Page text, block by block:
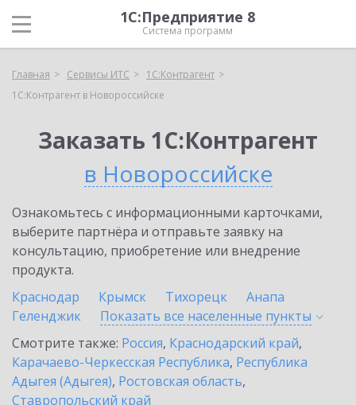
1С:Предприятие 8
Система программ
Главная Сервисы ИТС
1С:Контрагент
1С:Контрагент в Новороссийске
Заказать 1С:Контрагент
в Новороссийске
Ознакомьтесь с информационными карточками,
выберите партнёра и отправьте заявку на
консультацию, приобретение или внедрение
продукта.
Краснодар
Крымск Тихорецк
Анапа
Геленджик
Показать все населенные пункты
Смотрите также: Россия, Краснодарский край,
Карачаево-Черкесская Республика, Республика
Адыгея (Адыгея), Ростовская область,
Ставропольский край